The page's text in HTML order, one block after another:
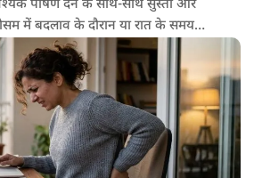
पोषण देने के साथ-साथ सुस्ती और
में बदलाव के दौरान या रात के समय
आती है और वजन नियंत्रित रखने में भी
के अनुसार भी कमजोर पाचन की स्थिति
लिए भी बेहतर होता है।